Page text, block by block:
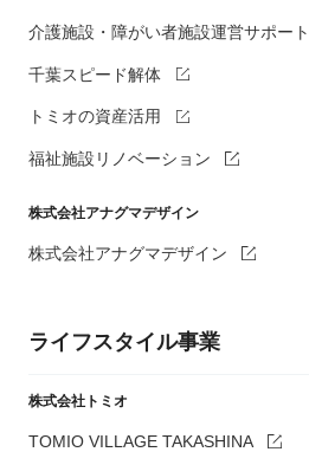
介護施設・障がい者施設運営サポート
千葉スピード解体
トミオの資産活用
福祉施設リノベーション
株式会社アナグマデザイン
株式会社アナグマデザイン
ライフスタイル事業
株式会社トミオ
TOMIO VILLAGE TAKASHINA